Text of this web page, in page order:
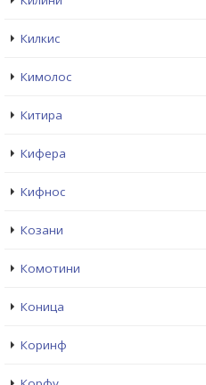
Килкис
Кимолос
Китира
Кифера
Кифнос
Козани
Комотини
Коница
Коринф